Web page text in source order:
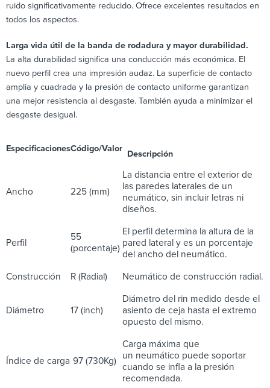
ruido significativamente reducido. Ofrece excelentes resultados en
todos los aspectos.
Larga vida útil de la banda de rodadura y mayor durabilidad.
La alta durabilidad significa una conducción más económica. El
nuevo perfil crea una impresión audaz. La superficie de contacto
amplia y cuadrada y la presión de contacto uniforme garantizan
una mejor resistencia al desgaste. También ayuda a minimizar el
desgaste desigual.
EspecificacionesCódigo/Valor
Descripción
Ancho 225 (mm)
La distancia entre el exterior de
las paredes laterales de un
neumático, sin incluir letras ni
diseños.
Perfil
55
(porcentaje)
El perfil determina la altura de la
pared lateral y es un porcentaje
del ancho del neumático.
Construcción R (Radial) Neumático de construcción radial.
Diámetro 17 (inch)
Diámetro del rin medido desde el
asiento de ceja hasta el extremo
opuesto del mismo.
Índice de carga 97 (730Kg)
Carga máxima que
un neumático puede soportar
cuando se infla a la presión
recomendada.